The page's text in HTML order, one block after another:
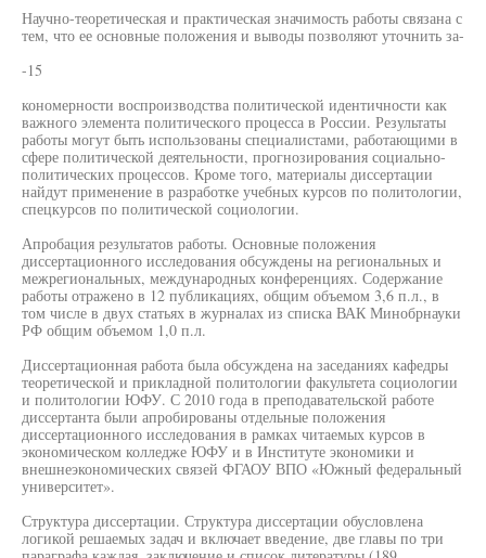
Научно-теоретическая и практическая значимость работы связана с
тем, что ее основные положения и выводы позволяют уточнить за-
-15
кономерности воспроизводства политической идентичности как
важного элемента политического процесса в России. Результаты
работы могут быть использованы специалистами, работающими в
сфере политической деятельности, прогнозирования социально-
политических процессов. Кроме того, материалы диссертации
найдут применение в разработке учебных курсов по политологии,
спецкурсов по политической социологии.
Апробация результатов работы. Основные положения
диссертационного исследования обсуждены на региональных и
межрегиональных, международных конференциях. Содержание
работы отражено в 12 публикациях, общим объемом 3,6 п.л., в
том числе в двух статьях в журналах из списка ВАК Минобрнауки
РФ общим объемом 1,0 п.л.
Диссертационная работа была обсуждена на заседаниях кафедры
теоретической и прикладной политологии факультета социологии
и политологии ЮФУ. С 2010 года в преподавательской работе
диссертанта были апробированы отдельные положения
диссертационного исследования в рамках читаемых курсов в
экономическом колледже ЮФУ и в Институте экономики и
внешнеэкономических связей ФГАОУ ВПО «Южный федеральный
университет».
Структура диссертации. Структура диссертации обусловлена
логикой решаемых задач и включает введение, две главы по три